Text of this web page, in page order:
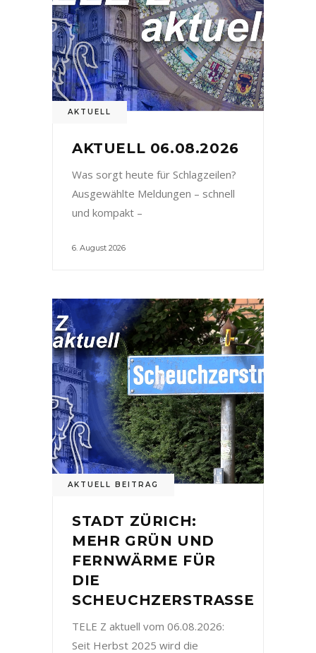
AKTUELL
AKTUELL 06.08.2026
Was sorgt heute für Schlagzeilen?
Ausgewählte Meldungen – schnell
und kompakt –
6. August 2026
AKTUELL BEITRAG
STADT ZÜRICH:
MEHR GRÜN UND
FERNWÄRME FÜR
DIE
SCHEUCHZERSTRASSE
TELE Z aktuell vom 06.08.2026:
Seit Herbst 2025 wird die